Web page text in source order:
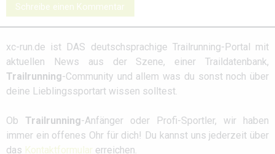
Schreibe einen Kommentar
xc-run.de ist DAS deutschsprachige Trailrunning-Portal mit
aktuellen News aus der Szene, einer Traildatenbank,
Trailrunning-Community und allem was du sonst noch über
deine Lieblingssportart wissen solltest.
Ob Trailrunning-Anfänger oder Profi-Sportler, wir haben
immer ein offenes Ohr für dich! Du kannst uns jederzeit über
das Kontaktformular erreichen.